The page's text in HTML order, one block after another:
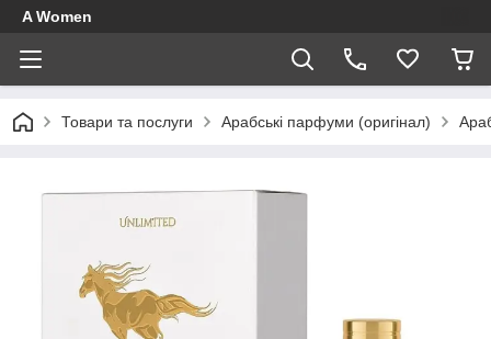
A Women
Товари та послуги Арабські парфуми (оригінал)